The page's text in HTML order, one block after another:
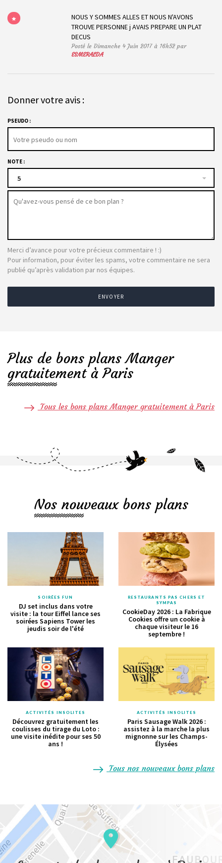
NOUS Y SOMMES ALLES ET NOUS N'AVONS
TROUVE PERSONNE j AVAIS PREPARE UN PLAT
DECUS
Posté le Dimanche 4 Juin 2017 à 16h52 par
ESMERALDA
Donner votre avis :
PSEUDO :
NOTE :
5
Merci d’avance pour votre précieux commentaire ! :)
Pour information, pour éviter les spams, votre commentaire ne sera
publié qu’après validation par nos équipes.
ENVOYER
Plus de bons plans Manger
gratuitement à Paris
Tous les bons plans Manger gratuitement à Paris
Nos nouveaux bons plans
SOIRÉES FUN
DJ set inclus dans votre
visite : la tour Eiffel lance ses
soirées Sapiens Tower les
jeudis soir de l'été
RESTAURANTS PAS CHERS ET
SYMPAS
CookieDay 2026 : La Fabrique
Cookies offre un cookie à
chaque visiteur le 16
septembre !
ACTIVITÉS INSOLITES
Découvrez gratuitement les
coulisses du tirage du Loto :
une visite inédite pour ses 50
ans !
ACTIVITÉS INSOLITES
Paris Sausage Walk 2026 :
assistez à la marche la plus
mignonne sur les Champs-
Élysées
Tous nos nouveaux bons plans